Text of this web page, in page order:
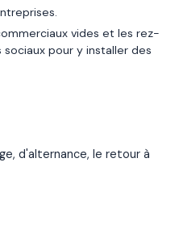
vides et les rez-
pour y installer des
d'alternance, le retour à